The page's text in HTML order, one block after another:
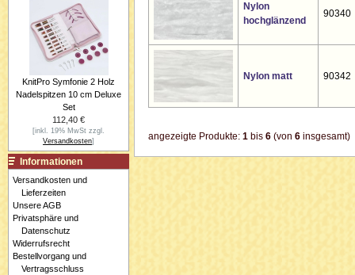
Nylon
hochglänzend
90340
Nylon matt 90342
angezeigte Produkte: 1bis 6(von 6insgesamt)
KnitPro Symfonie 2 Holz
Nadelspitzen 10 cm Deluxe
Set
112,40 €
[inkl. 19% MwSt zzgl.
Versandkosten]
Informationen
Versandkosten und
Lieferzeiten
Unsere AGB
Privatsphäre und
Datenschutz
Widerrufsrecht
Bestellvorgang und
Vertragsschluss